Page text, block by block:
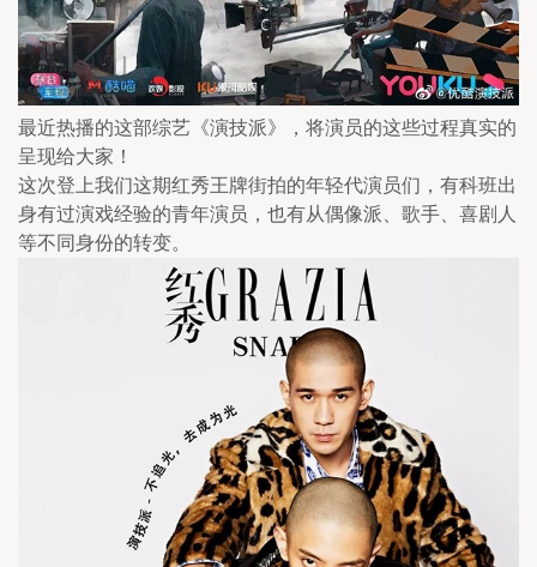
最近热播的这部综艺《演技派》，将演员的这些过程真实的
呈现给大家！
这次登上我们这期红秀王牌街拍的年轻代演员们，有科班出
身有过演戏经验的青年演员，也有从偶像派、歌手、喜剧人
等不同身份的转变。